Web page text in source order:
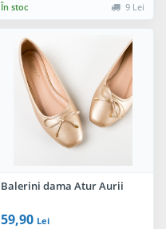
În stoc 9 Lei
Balerini dama Atur Aurii
59,90 Lei